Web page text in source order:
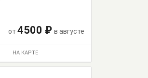
от 4500 ₽ в августе
НА КАРТЕ